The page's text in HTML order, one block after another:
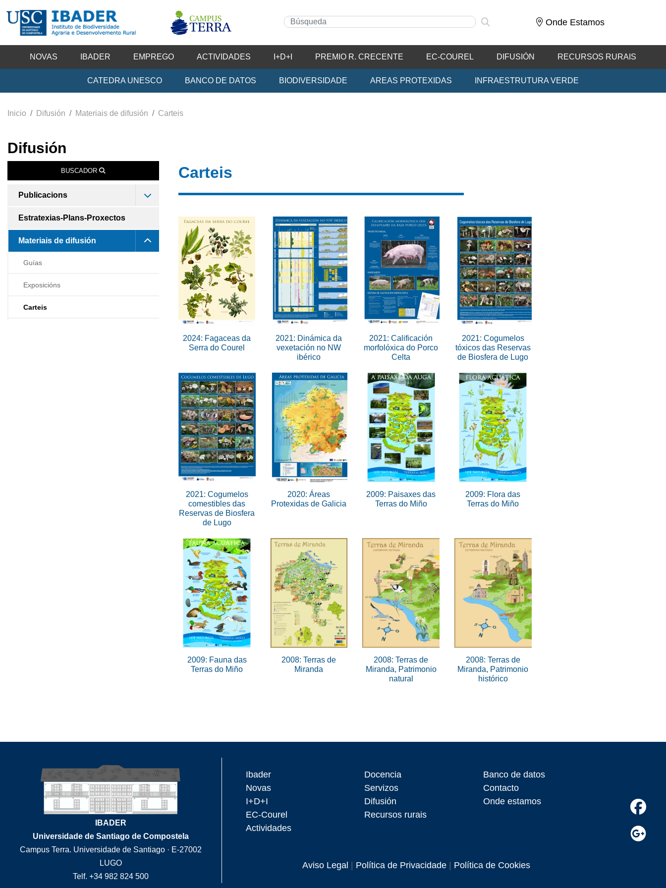
Onde Estamos
NOVAS IBADER EMPREGO ACTIVIDADES I+D+I PREMIO R. CRECENTE EC-COUREL DIFUSIÓN RECURSOS RURAIS
CATEDRA UNESCO BANCO DE DATOS BIODIVERSIDADE AREAS PROTEXIDAS INFRAESTRUTURA VERDE
Inicio Difusión Materiais de difusión Carteis
Difusión
BUSCADOR
Publicacions
Estratexias-Plans-Proxectos
Materiais de difusión
Guías
Exposicións
Carteis
Carteis
2024: Fagaceas da
Serra do Courel
2021: Dinámica da
vexetación no NW
ibérico
2021: Calificación
morfolóxica do Porco
Celta
2021: Cogumelos
tóxicos das Reservas
de Biosfera de Lugo
2021: Cogumelos
comestibles das
Reservas de Biosfera
de Lugo
2020: Áreas
Protexidas de Galicia
2009: Paisaxes das
Terras do Miño
2009: Flora das
Terras do Miño
2009: Fauna das
Terras do Miño
2008: Terras de
Miranda
2008: Terras de
Miranda, Patrimonio
natural
2008: Terras de
Miranda, Patrimonio
histórico
IBADER
Universidade de Santiago de Compostela
Campus Terra. Universidade de Santiago · E-27002
LUGO
Telf. +34 982 824 500
Ibader
Novas
I+D+I
EC-Courel
Actividades
Docencia
Servizos
Difusión
Recursos rurais
Banco de datos
Contacto
Onde estamos
Aviso Legal Política de Privacidade Política de Cookies